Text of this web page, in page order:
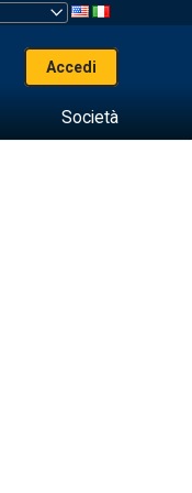
Accedi
Società